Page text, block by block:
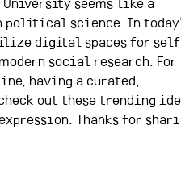
science. In
digital spaces for
social research. For
having a curated,
out these trending
Thanks for